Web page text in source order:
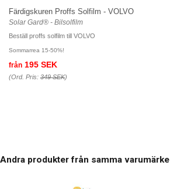
Färdigskuren Proffs Solfilm - VOLVO
Solar Gard® - Bilsolfilm
Beställ proffs solfilm till VOLVO
Sommarrea 15-50%!
från 195 SEK
(Ord. Pris: 349 SEK)
Andra produkter från samma varumärke